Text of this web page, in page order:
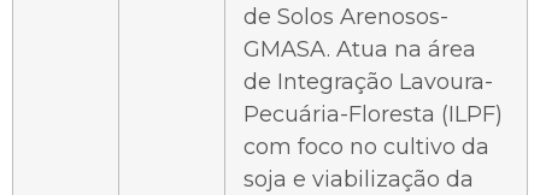
de Solos Arenosos-
GMASA. Atua na área
de Integração Lavoura-
Pecuária-Floresta (ILPF)
com foco no cultivo da
soja e viabilização da